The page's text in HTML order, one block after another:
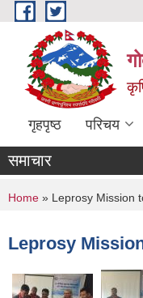
Skip to main content
गृहपृष्ठ परिचय
समाचार
You are here
Home » Leprosy Mission to
Leprosy Mission